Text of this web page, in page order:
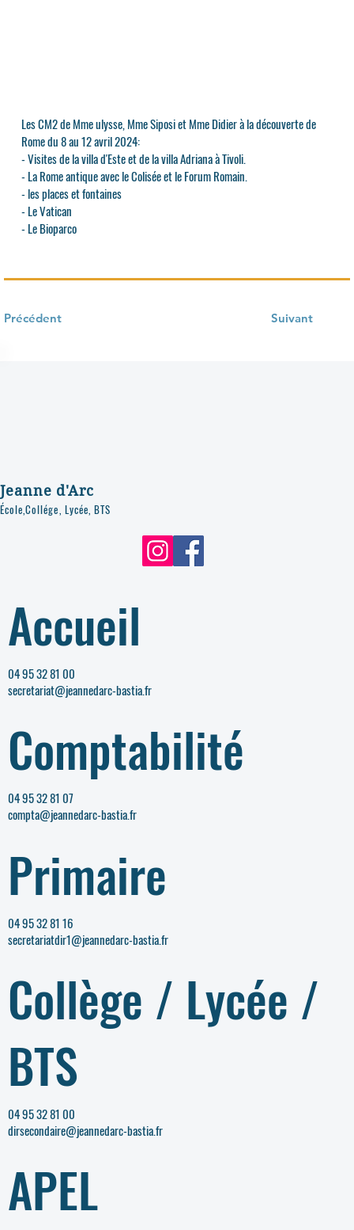
Les CM2 de Mme ulysse, Mme Siposi et Mme Didier à la découverte de
Rome du 8 au 12 avril 2024:
- Visites de la villa d'Este et de la villa Adriana à Tivoli.
- La Rome antique avec le Colisée et le Forum Romain.
- les places et fontaines
- Le Vatican
- Le Bioparco
Précédent Suivant
Accueil
04 95 32 81 00
secretariat@jeannedarc-bastia.fr
Comptabilité
04 95 32 81 07
compta@jeannedarc-bastia.fr
Primaire
04 95 32 81 16
secretariatdir1@jeannedarc-bastia.fr
Collège / Lycée /
BTS
04 95 32 81 00
dirsecondaire@jeannedarc-bastia.fr
APEL
Jeanne d'Arc
École,Collége, Lycée, BTS